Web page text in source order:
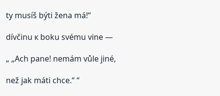
ty musíš býti žena má!“
dívčinu к boku svému vine —
„ „Ach pane! nemám vůle jiné,
než jak máti chce.“ “